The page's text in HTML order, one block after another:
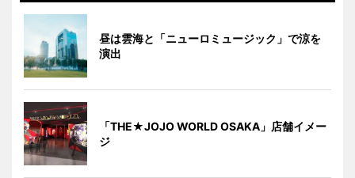
昼は雲海と「ニューロミュージック」で涼を
演出
「THE★JOJO WORLD OSAKA」店舗イメー
ジ